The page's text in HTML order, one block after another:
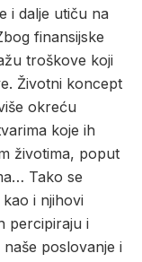
i dalje utiču na
finansijske
troškove koji
Životni koncept
okreću
koje ih
životima, poput
Tako se
i njihovi
percipiraju i
poslovanje i